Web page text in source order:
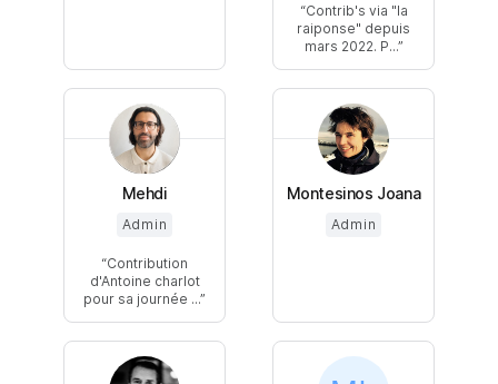
Contrib's via "la
raiponse" depuis
mars 2022. P...
Mehdi
Admin
Contribution
d'Antoine charlot
pour sa journée ...
Montesinos Joana
Admin